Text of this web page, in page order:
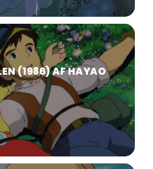
(1986) AF HAYAO